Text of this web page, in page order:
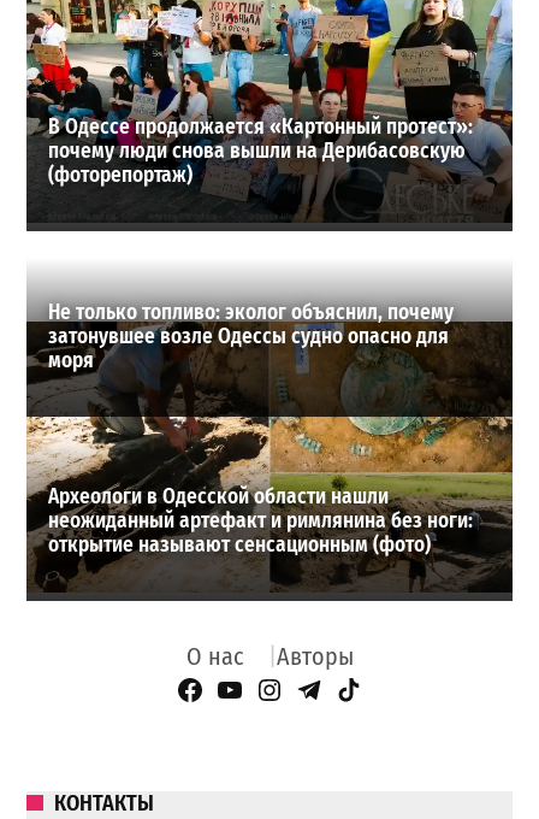
21-07-2026 в 19:23
ВИБОР РЕДАКЦИИ
В Одессе продолжается «Картонный протест»:
почему люди снова вышли на Дерибасовскую
(фоторепортаж)
Не только топливо: эколог объяснил, почему
затонувшее возле Одессы судно опасно для
моря
Археологи в Одесской области нашли
неожиданный артефакт и римлянина без ноги:
открытие называют сенсационным (фото)
О нас Авторы
Facebook Page
YouTube
Instagram
Telegram
TikTok
КОНТАКТЫ